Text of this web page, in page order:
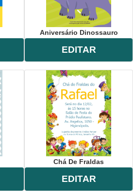
Aniversário Dinossauro
EDITAR
Chá De Fraldas
EDITAR